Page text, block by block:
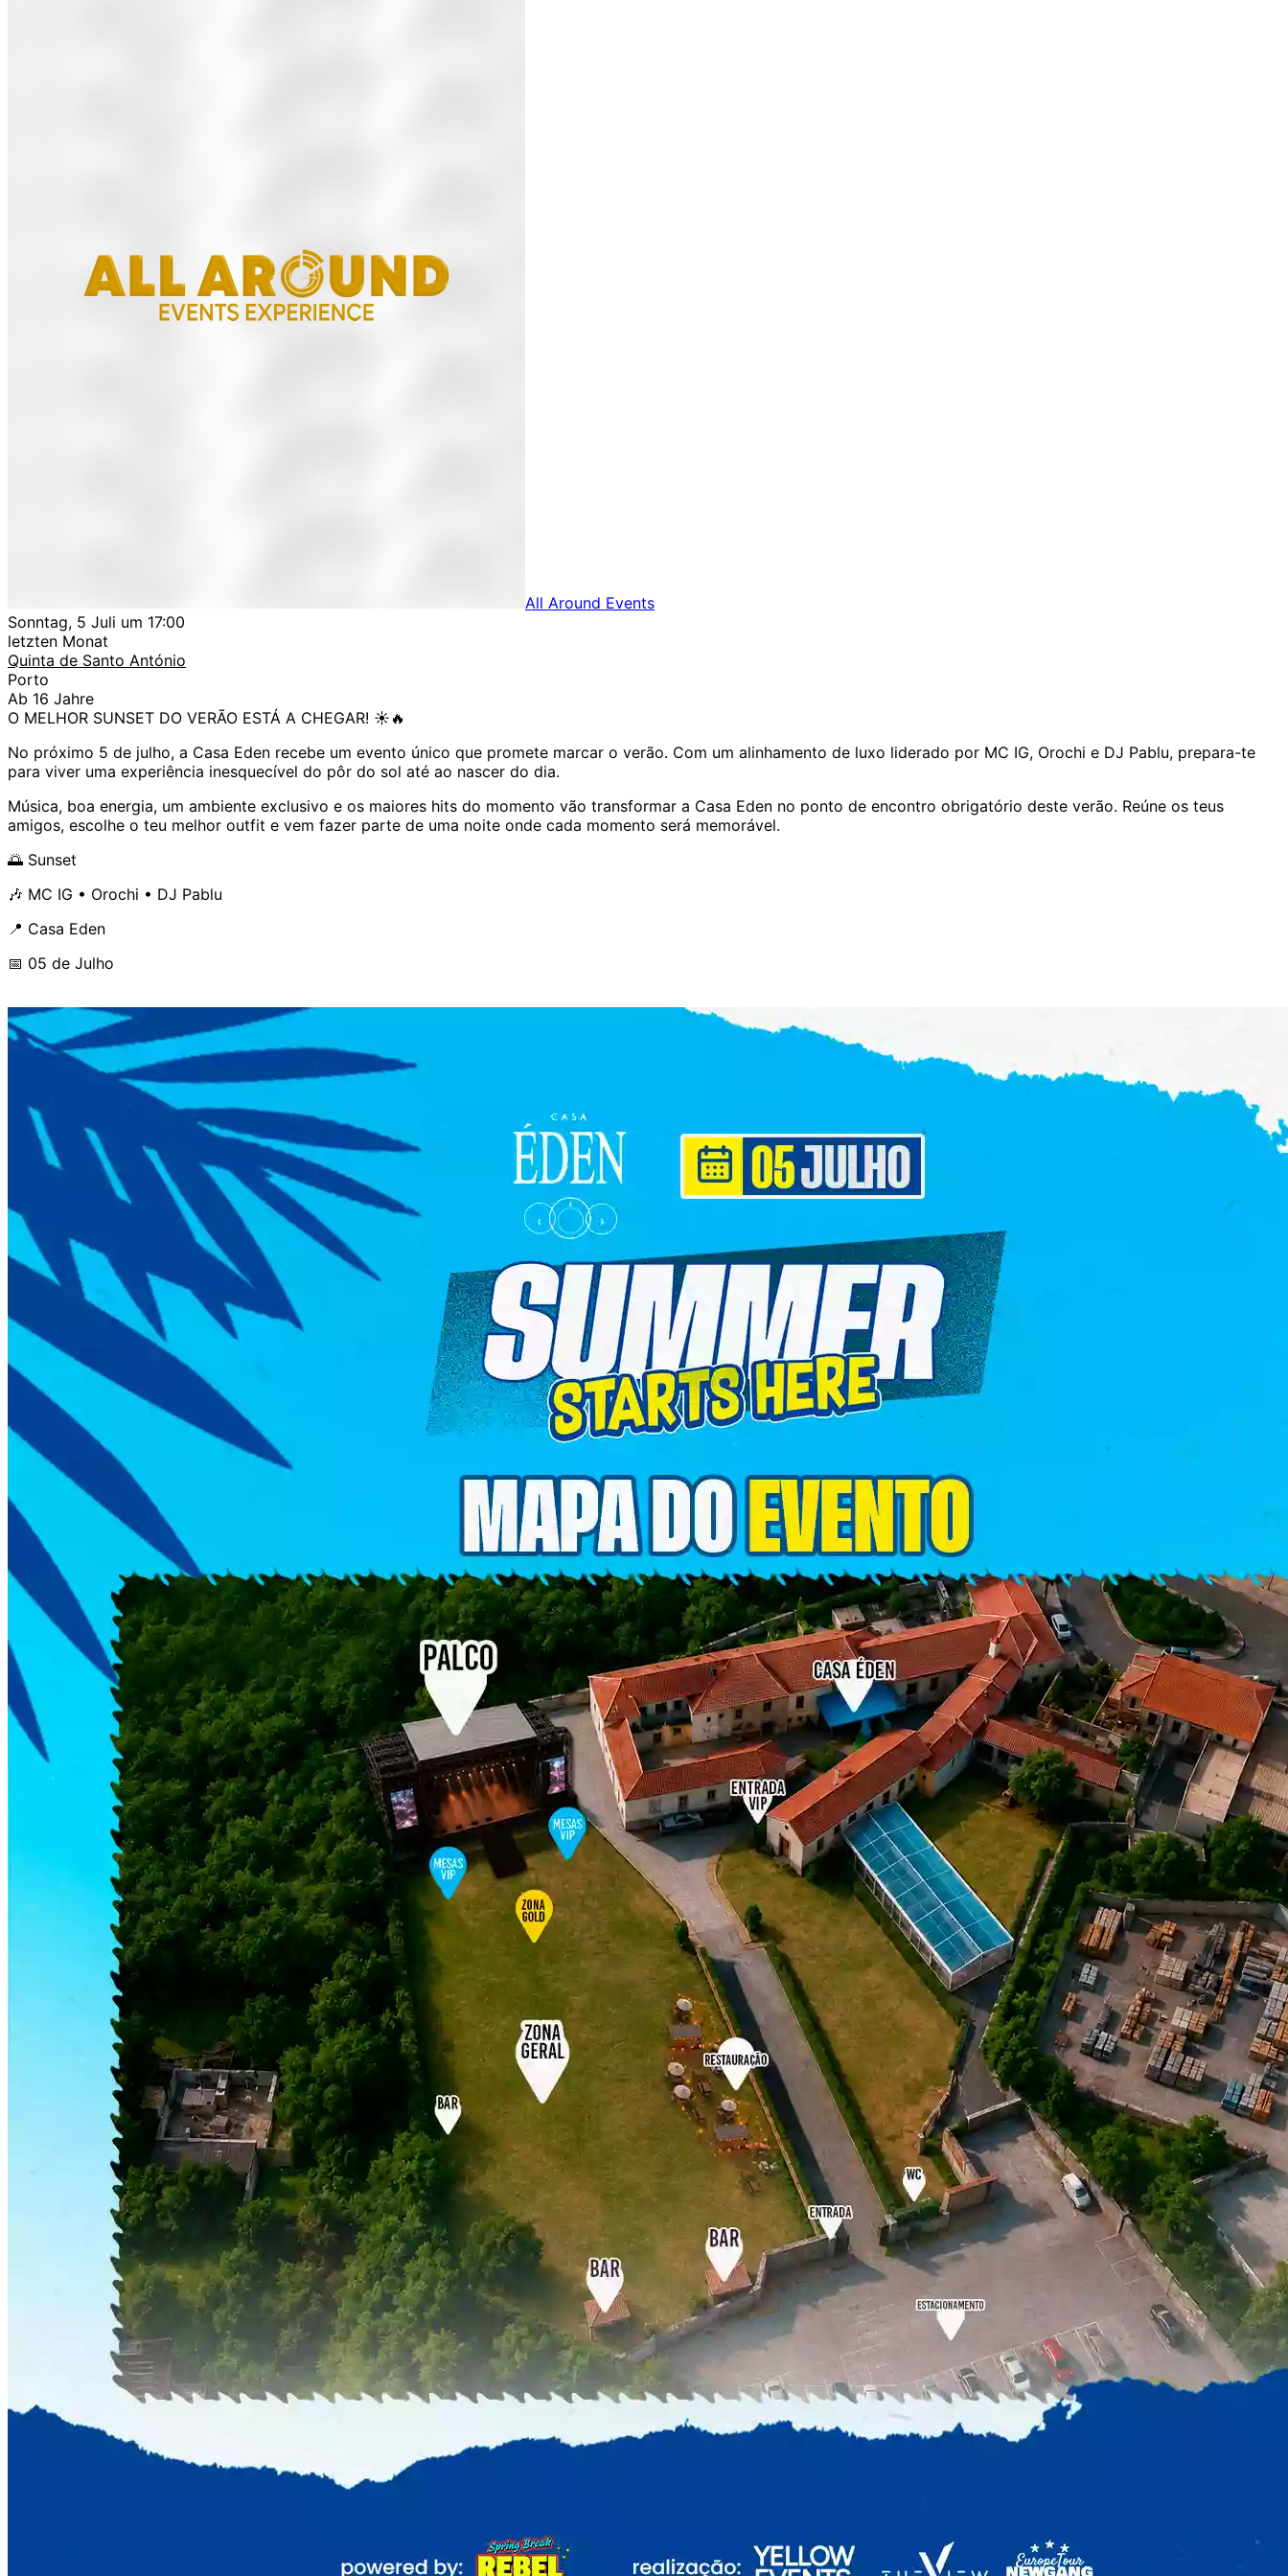
All Around Events
Sonntag, 5 Juli um 17:00
letzten Monat
Quinta de Santo António
Porto
Ab 16 Jahre
O MELHOR SUNSET DO VERÃO ESTÁ A CHEGAR! ☀️🔥
No próximo 5 de julho, a Casa Eden recebe um evento único que promete marcar o verão. Com um alinhamento de luxo liderado por MC IG, Orochi e DJ Pablu, prepara-te
para viver uma experiência inesquecível do pôr do sol até ao nascer do dia.
Música, boa energia, um ambiente exclusivo e os maiores hits do momento vão transformar a Casa Eden no ponto de encontro obrigatório deste verão. Reúne os teus
amigos, escolhe o teu melhor outfit e vem fazer parte de uma noite onde cada momento será memorável.
🌅 Sunset
🎶 MC IG • Orochi • DJ Pablu
📍 Casa Eden
📅 05 de Julho